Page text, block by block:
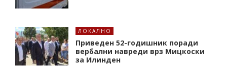
ЛОКАЛНО
Приведен 52-годишник поради
вербални навреди врз Мицкоски
за Илинден